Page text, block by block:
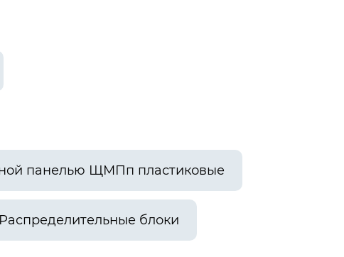
панелью ЩМПп пластиковые
Распределительные блоки